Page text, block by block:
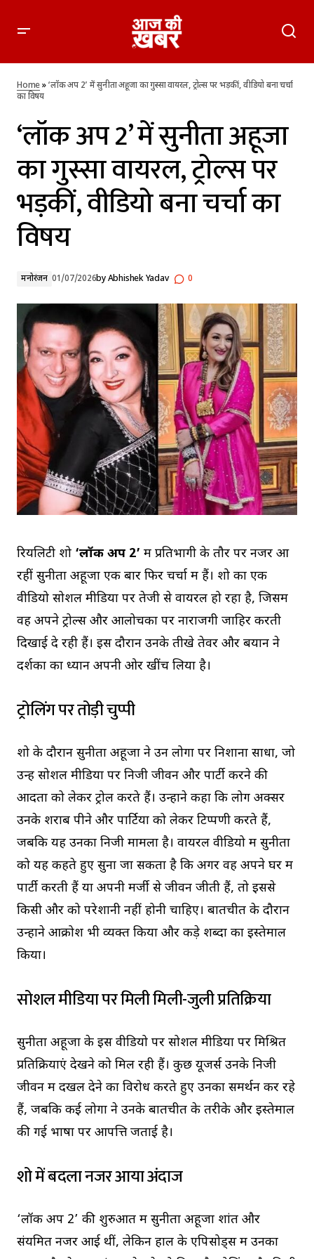
बना चर्चा का विषय
Home»‘लॉक अप 2’ में सुनीता अहूजा का गुस्सा वायरल, ट्रोल्स पर भड़कीं, वीडियो बना चर्चा
का विषय
‘लॉक अप 2’ में सुनीता अहूजा
का गुस्सा वायरल, ट्रोल्स पर
भड़कीं, वीडियो बना चर्चा का
विषय
मनोरंजन 01/07/2026byAbhishek Yadav 0
रियलिटी शो ‘लॉक अप 2’ में प्रतिभागी के तौर पर नजर आ
रहीं सुनीता अहूजा एक बार फिर चर्चा में हैं। शो का एक
वीडियो सोशल मीडिया पर तेजी से वायरल हो रहा है, जिसमें
वह अपने ट्रोल्स और आलोचकों पर नाराजगी जाहिर करती
दिखाई दे रही हैं। इस दौरान उनके तीखे तेवर और बयान ने
दर्शकों का ध्यान अपनी ओर खींच लिया है।
ट्रोलिंग पर तोड़ी चुप्पी
शो के दौरान सुनीता अहूजा ने उन लोगों पर निशाना साधा, जो
उन्हें सोशल मीडिया पर निजी जीवन और पार्टी करने की
आदतों को लेकर ट्रोल करते हैं। उन्होंने कहा कि लोग अक्सर
उनके शराब पीने और पार्टियों को लेकर टिप्पणी करते हैं,
जबकि यह उनका निजी मामला है। वायरल वीडियो में सुनीता
को यह कहते हुए सुना जा सकता है कि अगर वह अपने घर में
पार्टी करती हैं या अपनी मर्जी से जीवन जीती हैं, तो इससे
किसी और को परेशानी नहीं होनी चाहिए। बातचीत के दौरान
उन्होंने आक्रोश भी व्यक्त किया और कड़े शब्दों का इस्तेमाल
किया।
सोशल मीडिया पर मिली मिली-जुली प्रतिक्रिया
सुनीता अहूजा के इस वीडियो पर सोशल मीडिया पर मिश्रित
प्रतिक्रियाएं देखने को मिल रही हैं। कुछ यूजर्स उनके निजी
जीवन में दखल देने का विरोध करते हुए उनका समर्थन कर रहे
हैं, जबकि कई लोगों ने उनके बातचीत के तरीके और इस्तेमाल
की गई भाषा पर आपत्ति जताई है।
शो में बदला नजर आया अंदाज
‘लॉक अप 2’ की शुरुआत में सुनीता अहूजा शांत और
संयमित नजर आई थीं, लेकिन हाल के एपिसोड्स में उनका